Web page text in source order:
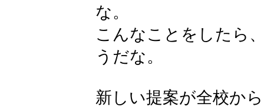
な。
こんなことをしたら
うだな。
新しい提案が全校か